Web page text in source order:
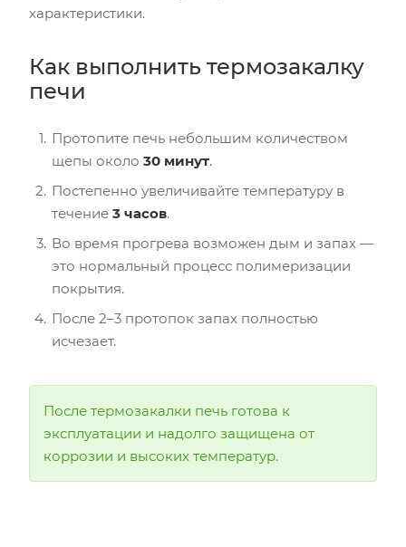
характеристики.
Как выполнить термозакалку
печи
Протопите печь небольшим количеством
щепы около 30 минут.
Постепенно увеличивайте температуру в
течение 3 часов.
Во время прогрева возможен дым и запах —
это нормальный процесс полимеризации
покрытия.
После 2–3 протопок запах полностью
исчезает.
После термозакалки печь готова к
эксплуатации и надолго защищена от
коррозии и высоких температур.